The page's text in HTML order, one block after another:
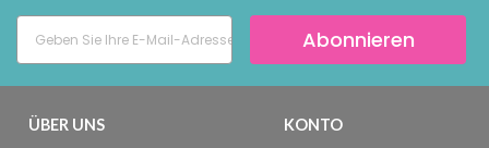
Abonnieren
ÜBER UNS KONTO